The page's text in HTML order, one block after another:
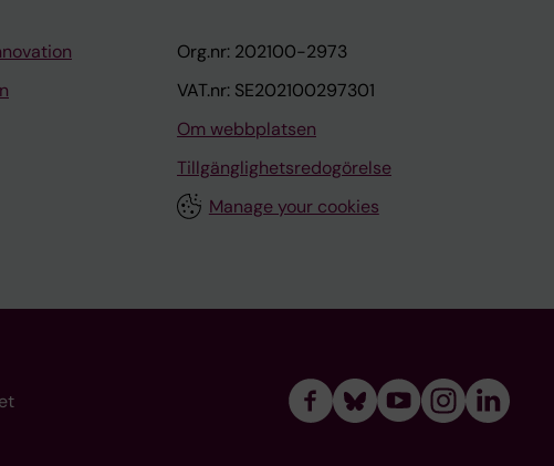
Org.nr: 202100-2973
VAT.nr: SE202100297301
Om webbplatsen
Tillgänglighetsredogörelse
Manage your cookies